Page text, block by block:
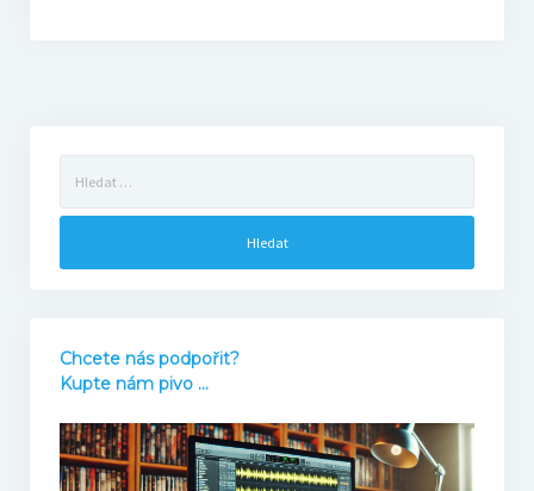
2024
Mikovy mini recenze
Chcete nás podpořit?
Kupte nám pivo ...